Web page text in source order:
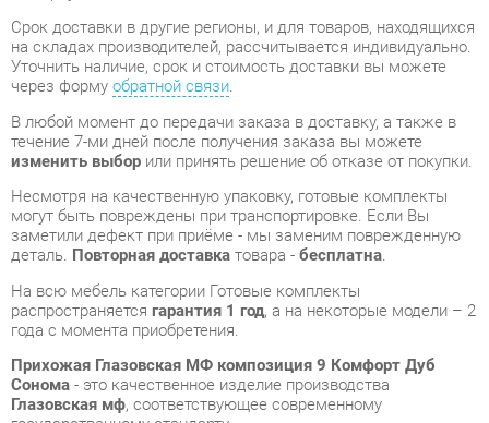
В любой момент до передачи заказа в доставку, а также в
течение 7-ми дней после получения заказа вы можете
изменить выборили принять решение об отказе от покупки.
Несмотря на качественную упаковку, готовые комплекты
могут быть повреждены при транспортировке. Если Вы
заметили дефект при приёме - мы заменим поврежденную
деталь.Повторная доставкатовара -бесплатна.
На всю мебель категории Готовые комплекты
распространяетсягарантия 1 год, а на некоторые модели – 2
года с момента приобретения.
Прихожая Глазовская МФ композиция 9 Комфорт Дуб
Сонома - это качественное изделие производства
Глазовская мф, соответствующее современному
государственному стандарту.
Надеемся, вы останетесь довольны вашим приобретением, и
будем рады, если вы оставите отзыв об опыте его
использования, который поможет сориентироваться нашим
будущим покупателям.